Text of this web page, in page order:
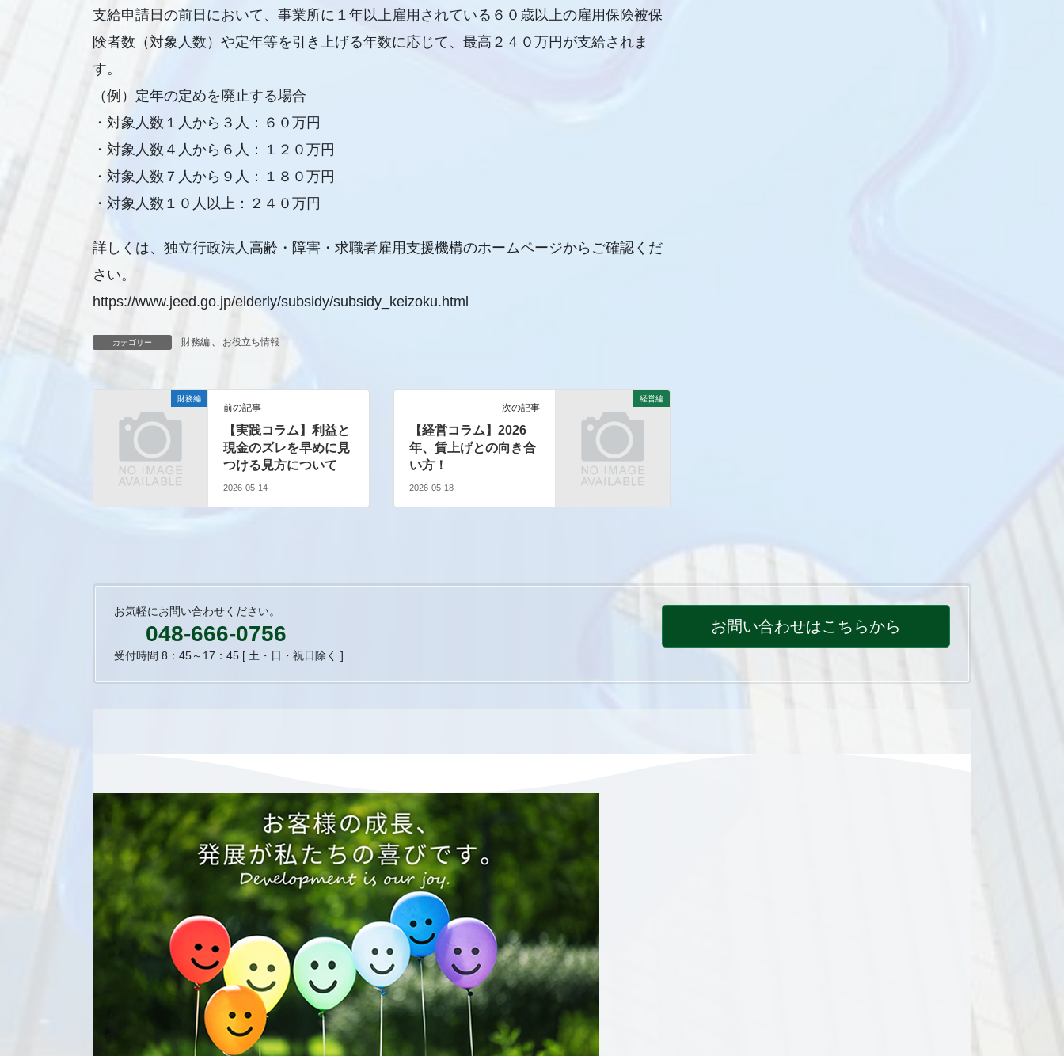
支給申請日の前日において、事業所に１年以上雇用されている６０歳以上の雇用保険被保
険者数（対象人数）や定年等を引き上げる年数に応じて、最高２４０万円が支給されま
す。
（例）定年の定めを廃止する場合
・対象人数１人から３人：６０万円
・対象人数４人から６人：１２０万円
・対象人数７人から９人：１８０万円
・対象人数１０人以上：２４０万円
詳しくは、独立行政法人高齢・障害・求職者雇用支援機構のホームページからご確認くだ
さい。
https://www.jeed.go.jp/elderly/subsidy/subsidy_keizoku.html
カテゴリー 財務編 お役立ち情報
財務編
前の記事
【実践コラム】利益と
現金のズレを早めに見
つける見方について
2026-05-14
経営編
次の記事
【経営コラム】2026
年、賃上げとの向き合
い方！
2026-05-18
お気軽にお問い合わせください。
048-666-0756
受付時間 8：45～17：45 [ 土・日・祝日除く ]
お問い合わせはこちらから